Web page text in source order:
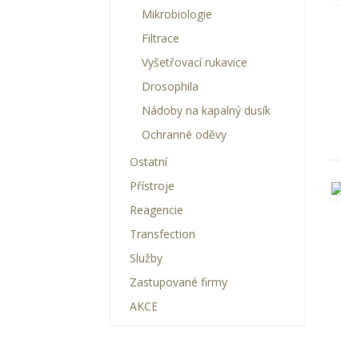
Mikrobiologie
Filtrace
Vyšetřovací rukavice
Drosophila
Nádoby na kapalný dusík
Ochranné oděvy
Ostatní
Přístroje
Reagencie
Transfection
Služby
Zastupované firmy
AKCE